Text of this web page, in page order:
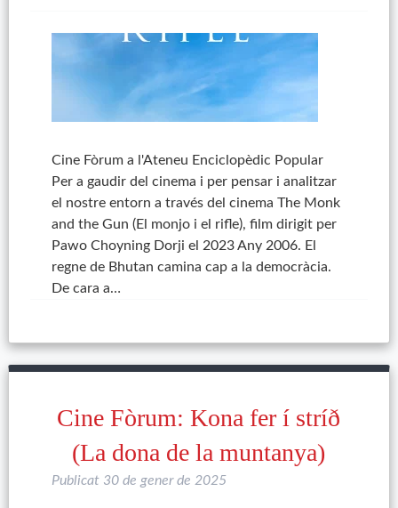
Cine Fòrum a l'Ateneu Enciclopèdic Popular
Per a gaudir del cinema i per pensar i analitzar
el nostre entorn a través del cinema The Monk
and the Gun (El monjo i el rifle), film dirigit per
Pawo Choyning Dorji el 2023 Any 2006. El
regne de Bhutan camina cap a la democràcia.
De cara a…
Cine Fòrum: Kona fer í stríð
(La dona de la muntanya)
Publicat 30 de gener de 2025